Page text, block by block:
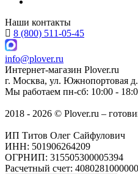
Наши контакты
8 (800) 511-05-45
info@plover.ru
Интернет-магазин Plover.ru
г. Москва, ул. Южнопортовая д.
Мы работаем пн-сб: 10:00 -
2018 - 2026 © Plover.ru –
ИП Титов Олег Сайфулович
ИНН: 501906264209
ОГРНИП: 315505300005394
Расчетный счет: